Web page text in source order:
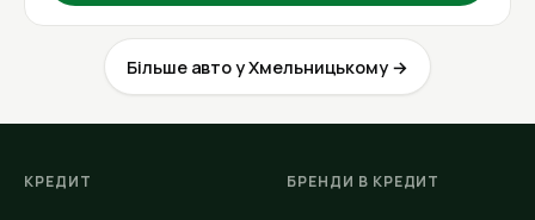
Більше авто у Хмельницькому →
КРЕДИТ БРЕНДИ В КРЕДИТ